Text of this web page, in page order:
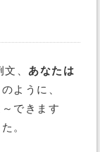
、 あなたは
のように、
できます
。